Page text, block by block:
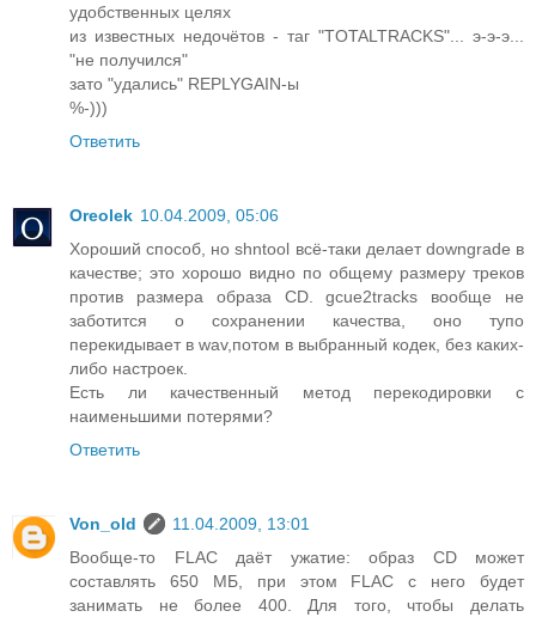
удобственных целях
из известных недочётов - таг "TOTALTRACKS"... э-э-э...
"не получился"
зато "удались" REPLYGAIN-ы
%-)))
Ответить
Oreolek 10.04.2009, 05:06
Хороший способ, но shntool всё-таки делает downgrade в
качестве; это хорошо видно по общему размеру треков
против размера образа CD. gcue2tracks вообще не
заботится о сохранении качества, оно тупо
перекидывает в wav,потом в выбранный кодек, без каких-
либо настроек.
Есть ли качественный метод перекодировки с
наименьшими потерями?
Ответить
Von_old
11.04.2009, 13:01
Вообще-то FLAC даёт ужатие: образ CD может
составлять 650 МБ, при этом FLAC с него будет
занимать не более 400. Для того, чтобы делать